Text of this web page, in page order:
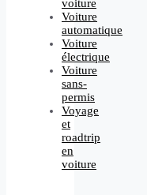
voiture
Voiture
automatique
Voiture
électrique
Voiture
sans-
permis
Voyage
et
roadtrip
en
voiture